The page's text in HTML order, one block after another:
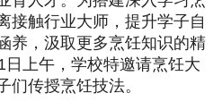
接触行业大师，提升学子自
养，汲取更多烹饪知识的精
上午，学校特邀请烹饪大
们传授烹饪技法。